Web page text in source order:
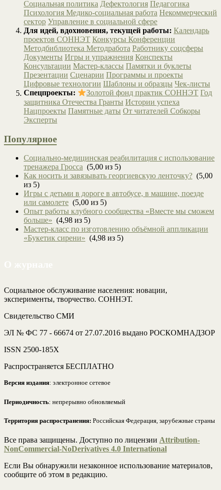
Социальная политика Дефектология Педагогика
Психология Медико-социальная работа Некоммерческий
сектор Управление в социальной сфере
Для идей, вдохновения, текущей работы: Календарь
проектов СОННЭТ Конкурсы Конференции
Методбиблиотека Методработа Работнику соцсферы
Документы Игры и упражнения Конспекты
Консультации Мастер-классы Памятки и буклеты
Презентации Сценарии Программы и проекты
Цифровые технологии Шаблоны и образцы Чек-листы
Спецпроекты:
Золотой фонд практик СОННЭТ Год
защитника Отечества Гранты Истории успеха
Нацпроекты Памятные даты От читателей Собкоры
Эксперты
Популярное
Социально-медицинская реабилитация с использование
тренажера Гросса (5,00 из 5)
Как носить и завязывать георгиевскую ленточку? (5,00
из 5)
Игры с детьми в дороге в автобусе, в машине, поезде
или самолете (5,00 из 5)
Опыт работы клубного сообщества «Вместе мы сможем
больше» (4,98 из 5)
Мастер-класс по изготовлению объёмной аппликации
«Букетик сирени» (4,98 из 5)
Социальное обслуживание населения: новации,
эксперименты, творчество. СОННЭТ.
Свидетельство СМИ
ЭЛ № ФС 77 - 66674 от 27.07.2016 выдано РОСКОМНАДЗОР
ISSN 2500-185Х
Распространяется БЕСПЛАТНО
Версия издания: электронное сетевое
Периодичность: непрерывно обновляемый
Территория распространения: Российская Федерация, зарубежные страны
Все права защищены. Доступно по лицензии Attribution-
NonCommercial-NoDerivatives 4.0 International
Если Вы обнаружили незаконное использование материалов,
сообщите об этом в редакцию.